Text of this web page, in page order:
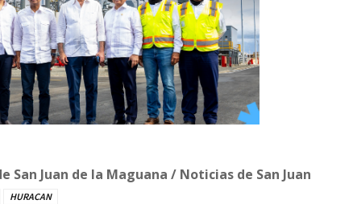
San Juan de la Maguana / Noticias de San Juan
HURACAN